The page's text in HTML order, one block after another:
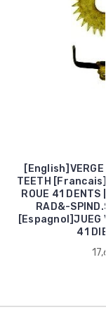
[English]VERGE
TEETH
ROUE 41
RAD&-
[Espagnol]JUEG
41